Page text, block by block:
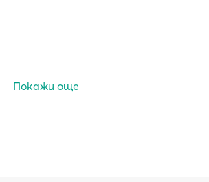
Покажи още